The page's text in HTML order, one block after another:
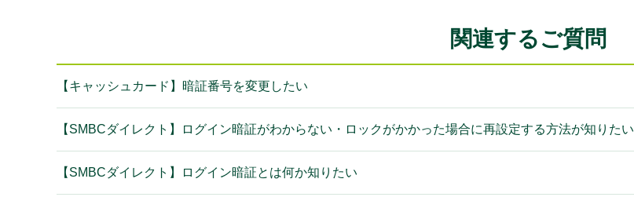
関連するご質問
【キャッシュカード】暗証番号を変更したい
【SMBCダイレクト】ログイン暗証がわからない・ロックがかかった場合に再設定する方法が知りたい
【SMBCダイレクト】ログイン暗証とは何か知りたい